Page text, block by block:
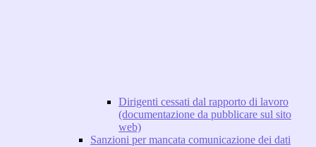
Dirigenti cessati dal rapporto di lavoro
(documentazione da pubblicare sul sito
web)
Sanzioni per mancata comunicazione dei dati